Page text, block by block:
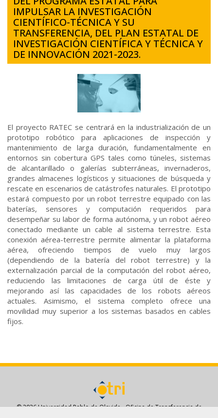
IMPULSAR LA INVESTIGACIÓN
CIENTÍFICO-TÉCNICA Y SU
TRANSFERENCIA, DEL PLAN ESTATAL DE
INVESTIGACIÓN CIENTÍFICA Y TÉCNICA Y
DE INNOVACIÓN 2021-2023.
El proyecto RATEC se centrará en la industrialización de un
prototipo robótico para aplicaciones de inspección y
mantenimiento de larga duración, fundamentalmente en
entornos sin cobertura GPS tales como túneles, sistemas
de alcantarillado o galerías subterráneas, invernaderos,
grandes almacenes logísticos y situaciones de búsqueda y
rescate en escenarios de catástrofes naturales. El prototipo
estará compuesto por un robot terrestre equipado con las
baterías, sensores y computación requeridos para
desempeñar su labor de forma autónoma, y un robot aéreo
conectado mediante un cable al sistema terrestre. Esta
conexión aérea-terrestre permite alimentar la plataforma
aérea, ofreciendo tiempos de vuelo muy largos
(dependiendo de la batería del robot terrestre) y la
externalización parcial de la computación del robot aéreo,
reduciendo las limitaciones de carga útil de éste y
mejorando así las capacidades de los robots aéreos
actuales. Asimismo, el sistema completo ofrece una
movilidad muy superior a los sistemas basados en cables
fijos.
© 2026 Universidad Pablo de Olavide - Oficina de Transferencia de